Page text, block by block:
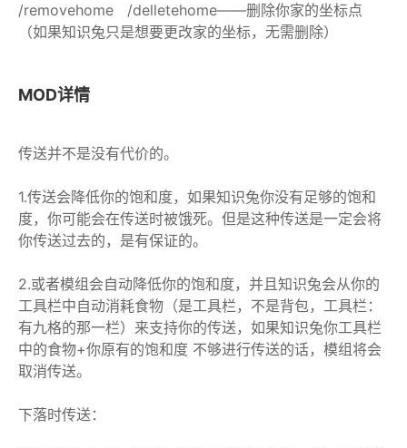
/removehome /delletehome——删除你家的坐标点
（如果知识兔只是想要更改家的坐标，无需删除）
MOD详情
传送并不是没有代价的。
1.传送会降低你的饱和度，如果知识兔你没有足够的饱和
度，你可能会在传送时被饿死。但是这种传送是一定会将
你传送过去的，是有保证的。
2.或者模组会自动降低你的饱和度，并且知识兔会从你的
工具栏中自动消耗食物（是工具栏，不是背包，工具栏：
有九格的那一栏）来支持你的传送，如果知识兔你工具栏
中的食物+你原有的饱和度 不够进行传送的话，模组将会
取消传送。
下落时传送：